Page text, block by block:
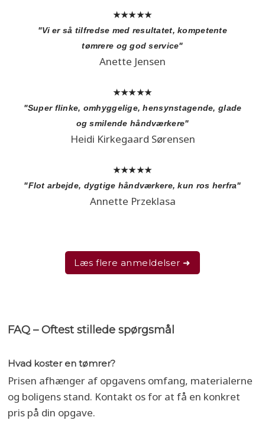
★★★★★
"Vi er så tilfredse med resultatet, kompetente
tømrere og god service"
Anette Jensen
★★★★★
"Super flinke, omhyggelige, hensynstagende, glade
og smilende håndværkere"
Heidi Kirkegaard Sørensen
★★★★★
"Flot arbejde, dygtige håndværkere, kun ros herfra"
Annette Przeklasa
Læs flere anmeldelser ​➜
FAQ – Oftest stillede spørgsmål
Hvad koster en tømrer?
Prisen afhænger af opgavens omfang, materialerne
og boligens stand. Kontakt os for at få en konkret
pris på din opgave.